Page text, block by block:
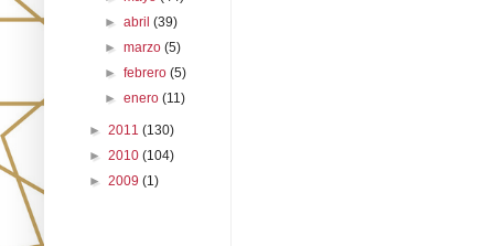
►abril(39)
►marzo(5)
►febrero(5)
►enero(11)
► 2011 (130)
► 2010 (104)
► 2009 (1)